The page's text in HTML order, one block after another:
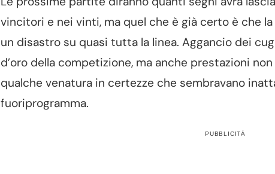
vincitori e nei vinti, ma quel che è già certo è che
un disastro su quasi tutta la linea. Aggancio dei
d’oro della competizione, ma anche prestazioni
qualche venatura in certezze che sembravano
fuoriprogramma.
PUBBLICITÀ